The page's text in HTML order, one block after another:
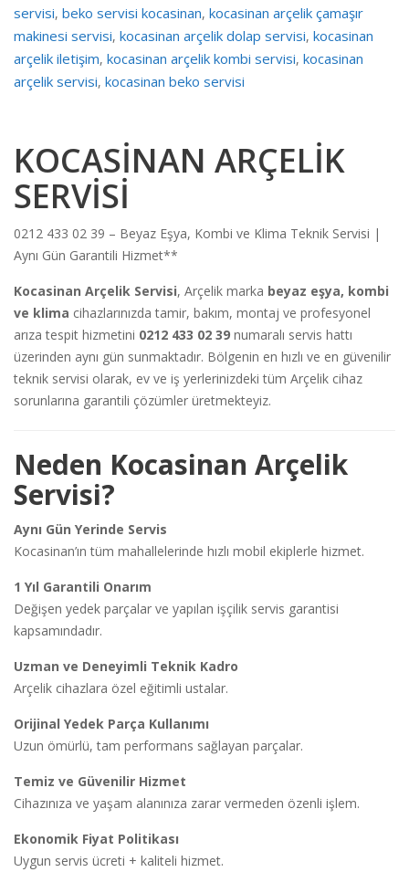
servisi, beko servisi kocasinan, kocasinan arçelik çamaşır
makinesi servisi, kocasinan arçelik dolap servisi, kocasinan
arçelik iletişim, kocasinan arçelik kombi servisi, kocasinan
arçelik servisi, kocasinan beko servisi
KOCASİNAN ARÇELİK
SERVİSİ
0212 433 02 39 – Beyaz Eşya, Kombi ve Klima Teknik Servisi |
Aynı Gün Garantili Hizmet**
Kocasinan Arçelik Servisi, Arçelik marka beyaz eşya, kombi
ve klima cihazlarınızda tamir, bakım, montaj ve profesyonel
arıza tespit hizmetini 0212 433 02 39 numaralı servis hattı
üzerinden aynı gün sunmaktadır. Bölgenin en hızlı ve en güvenilir
teknik servisi olarak, ev ve iş yerlerinizdeki tüm Arçelik cihaz
sorunlarına garantili çözümler üretmekteyiz.
Neden Kocasinan Arçelik
Servisi?
Aynı Gün Yerinde Servis
Kocasinan’ın tüm mahallelerinde hızlı mobil ekiplerle hizmet.
1 Yıl Garantili Onarım
Değişen yedek parçalar ve yapılan işçilik servis garantisi
kapsamındadır.
Uzman ve Deneyimli Teknik Kadro
Arçelik cihazlara özel eğitimli ustalar.
Orijinal Yedek Parça Kullanımı
Uzun ömürlü, tam performans sağlayan parçalar.
Temiz ve Güvenilir Hizmet
Cihazınıza ve yaşam alanınıza zarar vermeden özenli işlem.
Ekonomik Fiyat Politikası
Uygun servis ücreti + kaliteli hizmet.